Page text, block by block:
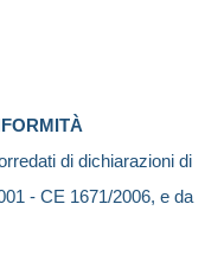
di dichiarazioni di
- CE 1671/2006, e da